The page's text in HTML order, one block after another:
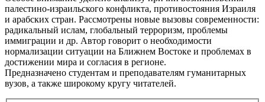
палестино-израильского конфликта, противостояния Израиля
и арабских стран. Рассмотрены новые вызовы современности:
радикальный ислам, глобальный терроризм, проблемы
иммиграции и др. Автор говорит о необходимости
нормализации ситуации на Ближнем Востоке и проблемах в
достижении мира и согласия в регионе.
Предназначено студентам и преподавателям гуманитарных
вузов, а также широкому кругу читателей.